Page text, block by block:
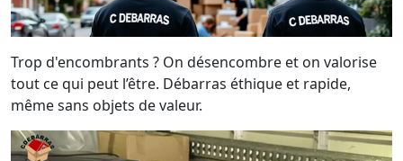
Trop d'encombrants ? On désencombre et on valorise
tout ce qui peut l’être. Débarras éthique et rapide,
même sans objets de valeur.